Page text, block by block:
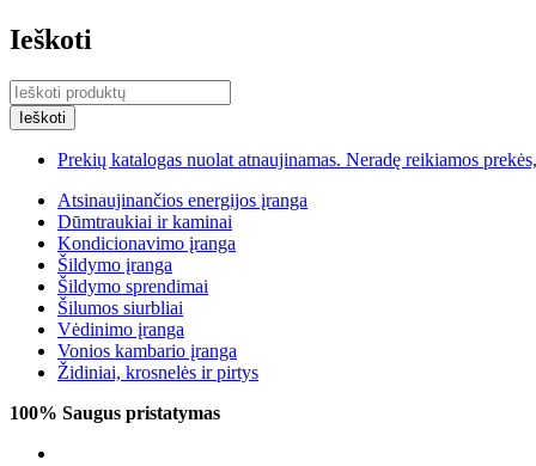
Ieškoti
Prekių katalogas nuolat atnaujinamas. Neradę reikiamos
Atsinaujinančios energijos įranga
Dūmtraukiai ir kaminai
Kondicionavimo įranga
Šildymo įranga
Šildymo sprendimai
Šilumos siurbliai
Vėdinimo įranga
Vonios kambario įranga
Židiniai, krosnelės ir pirtys
100% Saugus pristatymas